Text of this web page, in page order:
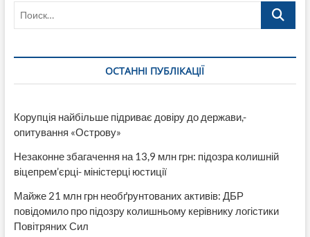
Поиск…
ОСТАННІ ПУБЛІКАЦІЇ
Корупція найбільше підриває довіру до держави,-
опитування «Острову»
Незаконне збагачення на 13,9 млн грн: підозра колишній
віцепрем’єрці- міністерці юстиції
Майже 21 млн грн необґрунтованих активів: ДБР
повідомило про підозру колишньому керівнику логістики
Повітряних Сил